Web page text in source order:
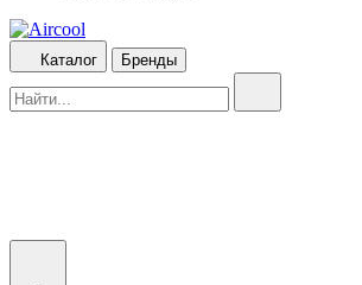
Каталог Бренды